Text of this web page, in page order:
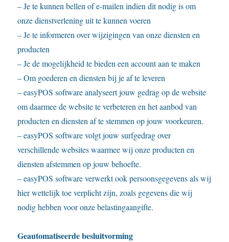
– Je te kunnen bellen of e-mailen indien dit nodig is om
onze dienstverlening uit te kunnen voeren
– Je te informeren over wijzigingen van onze diensten en
producten
– Je de mogelijkheid te bieden een account aan te maken
– Om goederen en diensten bij je af te leveren
– easyPOS software analyseert jouw gedrag op de website
om daarmee de website te verbeteren en het aanbod van
producten en diensten af te stemmen op jouw voorkeuren.
– easyPOS software volgt jouw surfgedrag over
verschillende websites waarmee wij onze producten en
diensten afstemmen op jouw behoefte.
– easyPOS software verwerkt ook persoonsgegevens als wij
hier wettelijk toe verplicht zijn, zoals gegevens die wij
nodig hebben voor onze belastingaangifte.
Geautomatiseerde besluitvorming